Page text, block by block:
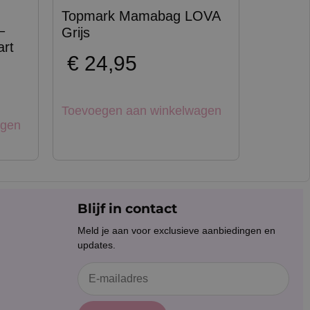
Topmark Mamabag LOVA
Grijs
€ 24,95
Toevoegen aan winkelwagen
Blijf in contact
Meld je aan voor exclusieve aanbiedingen en
updates.